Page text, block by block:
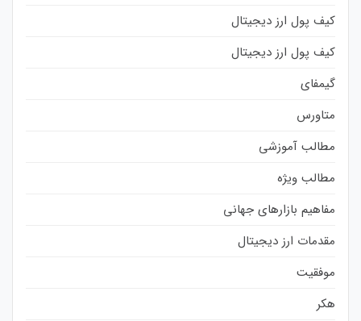
کیف پول ارز دیجیتال
کیف پول ارز دیجیتال
گیمفای
متاورس
مطالب آموزشی
مطالب ویژه
مفاهیم بازارهای جهانی
مقدمات ارز دیجیتال
موفقیت
هکر